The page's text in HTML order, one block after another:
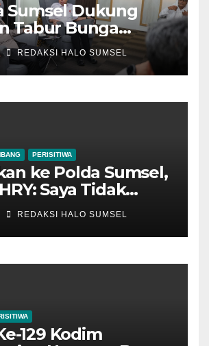
Sumsel Dukung
Tabur Bunga
REDAKSI HALO SUMSEL
PERISITIWA
ke Polda Sumsel,
Saya Tidak
Simpan
SHM
REDAKSI HALO SUMSEL
129 Kodim